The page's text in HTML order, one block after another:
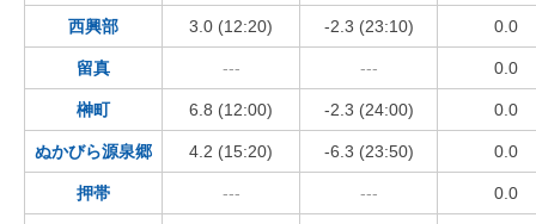
西興部 3.0 (12:20) -2.3 (23:10) 0.0
留真 --- --- 0.0
榊町 6.8 (12:00) -2.3 (24:00) 0.0
ぬかびら源泉郷 4.2 (15:20) -6.3 (23:50) 0.0
押帯 --- --- 0.0